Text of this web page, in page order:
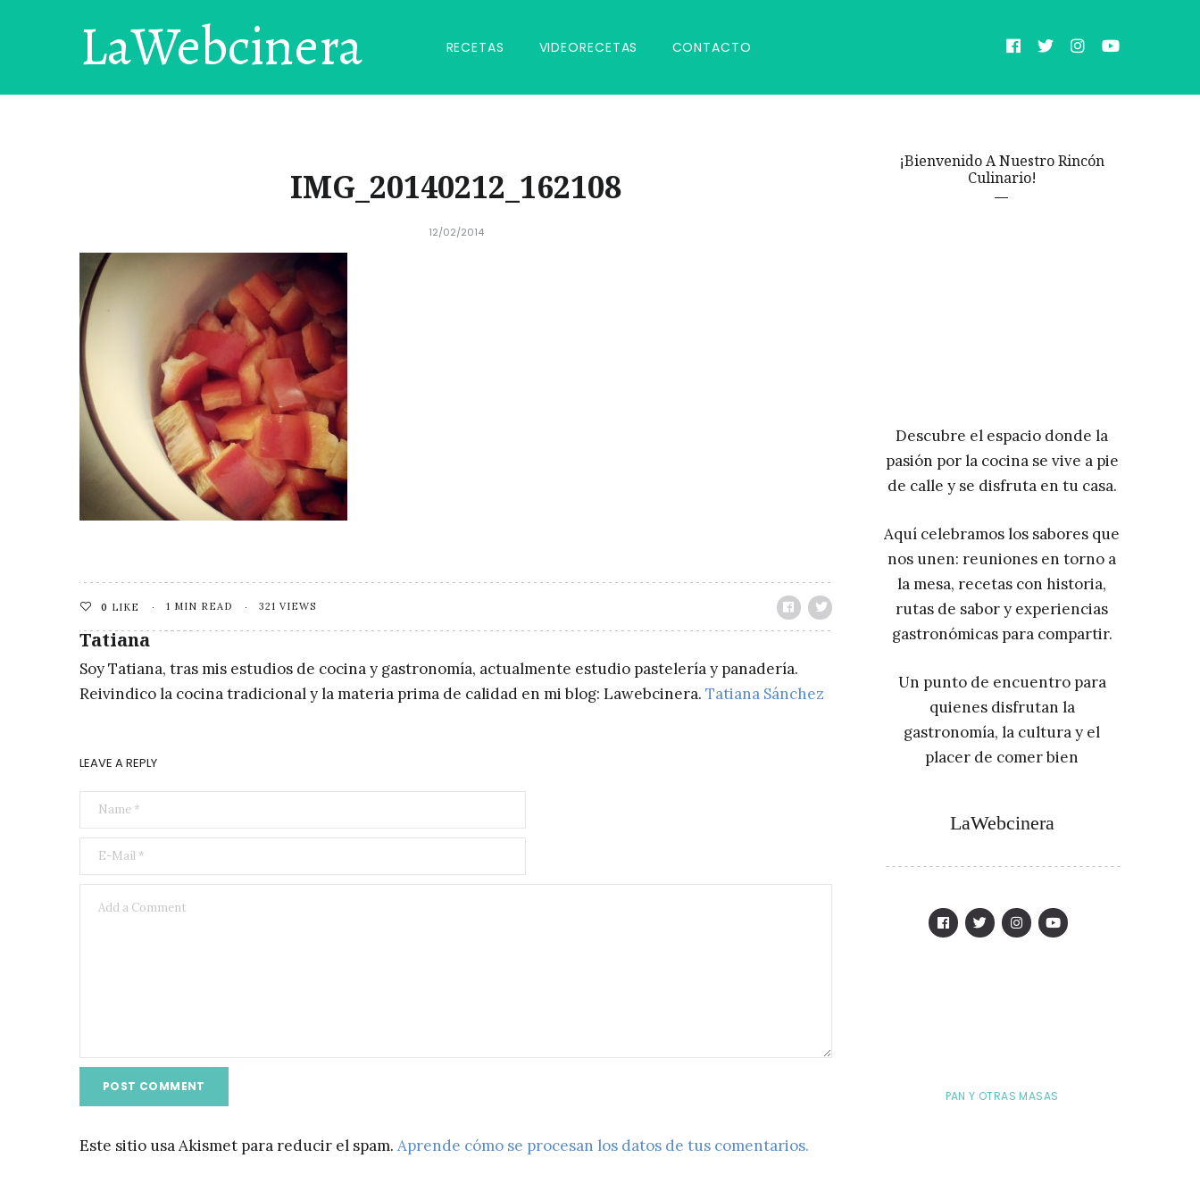
LaWebcinera RECETAS VIDEORECETAS CONTACTO
IMG_20140212_162108
12/02/2014
0 LIKE 1 MIN READ 321 VIEWS
Tatiana
Soy Tatiana, tras mis estudios de cocina y gastronomía, actualmente estudio pastelería y panadería.
Reivindico la cocina tradicional y la materia prima de calidad en mi blog: Lawebcinera. Tatiana Sánchez
LEAVE A REPLY
Este sitio usa Akismet para reducir el spam. Aprende cómo se procesan los datos de tus comentarios.
¡Bienvenido A Nuestro Rincón
Culinario!
Descubre el espacio donde la
pasión por la cocina se vive a pie
de calle y se disfruta en tu casa.
Aquí celebramos los sabores que
nos unen: reuniones en torno a
la mesa, recetas con historia,
rutas de sabor y experiencias
gastronómicas para compartir.
Un punto de encuentro para
quienes disfrutan la
gastronomía, la cultura y el
placer de comer bien
LaWebcinera
PAN Y OTRAS MASAS